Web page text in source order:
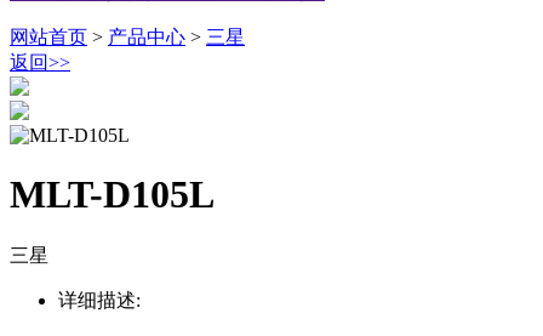
网站首页 > 产品中心 > 三星
返回>>
MLT-D105L
三星
详细描述: